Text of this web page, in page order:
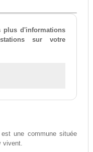
plus d'informations
sur votre
est une commune située
vivent.